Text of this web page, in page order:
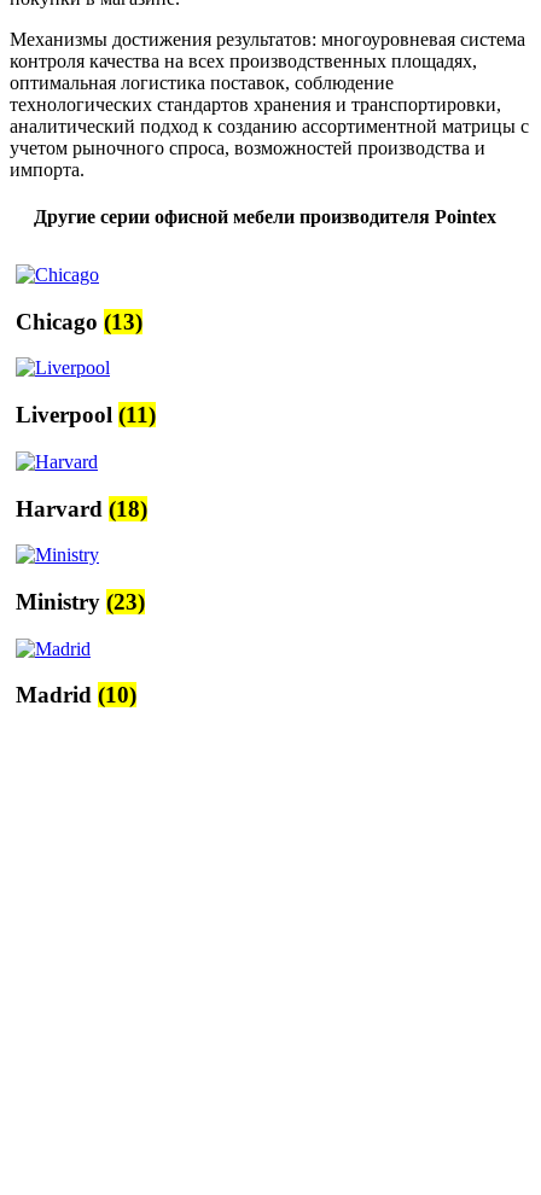
Механизмы достижения результатов: многоуровневая система
контроля качества на всех производственных площадях,
оптимальная логистика поставок, соблюдение
технологических стандартов хранения и транспортировки,
аналитический подход к созданию ассортиментной матрицы с
учетом рыночного спроса, возможностей производства и
импорта.
Другие серии офисной мебели производителя Pointex
Chicago (13)
Liverpool (11)
Harvard (18)
Ministry (23)
Madrid (10)